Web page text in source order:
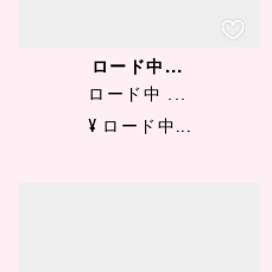
ロード中...
ロード中 ...
¥ ロード中...